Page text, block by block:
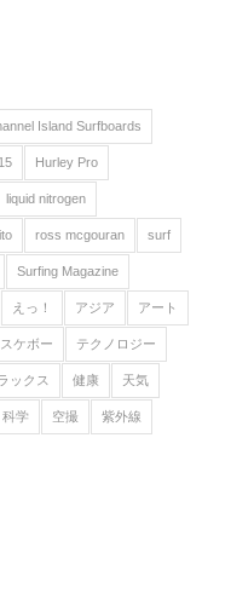
Island Surfboards
Hurley Pro
liquid nitrogen
ross mcgouran surf
Surfing Magazine
えっ！ アジア アート
スケボー テクノロジー
ックス 健康 天気
科学 空撮 紫外線